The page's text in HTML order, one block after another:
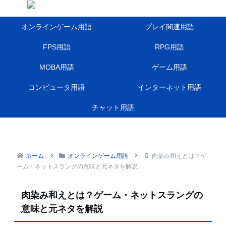
オンラインゲーム用語 プレイ関連用語
FPS用語 RPG用語
MOBA用語 ゲーム用語
コンピュータ用語 インターネット用語
チャット用語
ホーム オンラインゲーム用語
肉染み和えとは？ゲ
ーム・ネットスラングの意味と元ネタを解説
肉染み和えとは？ゲーム・ネットスラングの
意味と元ネタを解説